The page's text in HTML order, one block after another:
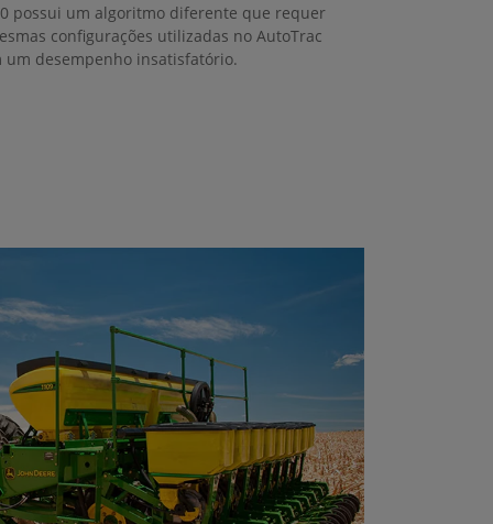
possui um algoritmo diferente que requer
configurações utilizadas no AutoTrac
desempenho insatisfatório.